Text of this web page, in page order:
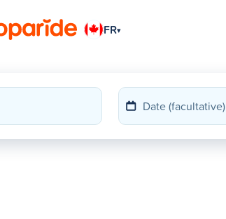
FR▾